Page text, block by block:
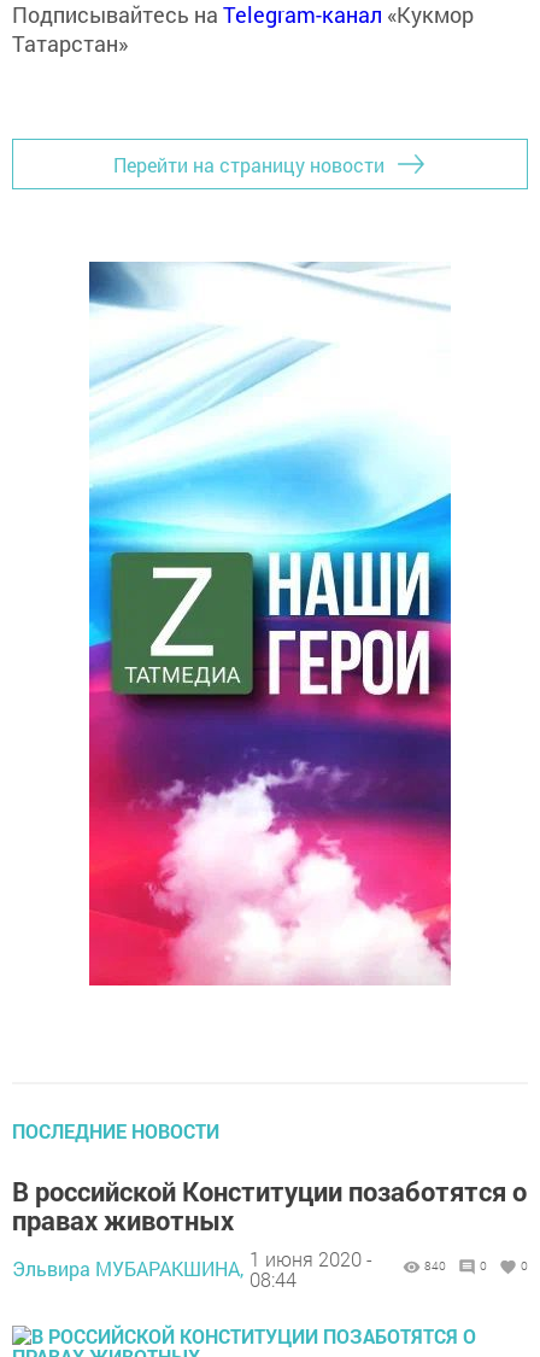
Подписывайтесь на Telegram-канал «Кукмор
Татарстан»
Перейти на страницу новости
ПОСЛЕДНИЕ НОВОСТИ
В российской Конституции позаботятся о
правах животных
Эльвира МУБАРАКШИНА, 1 июня 2020 -
08:44
840 0 0